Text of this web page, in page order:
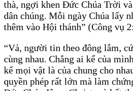
thà, ngợi khen Ðức Chúa Trời
dân chúng. Mỗi ngày Chúa lấy
thêm vào Hội thánh” (Công vụ
“Vả, người tin theo đông lắm,
cùng nhau. Chẳng ai kể của
kể mọi vật là của chung cho
quyền phép rất lớn mà làm